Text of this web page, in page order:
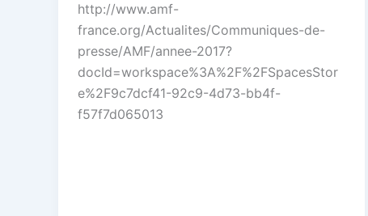
http://www.amf-
france.org/Actualites/Communiques-de-
presse/AMF/annee-2017?
docId=workspace%3A%2F%2FSpacesStor
e%2F9c7dcf41-92c9-4d73-bb4f-
f57f7d065013